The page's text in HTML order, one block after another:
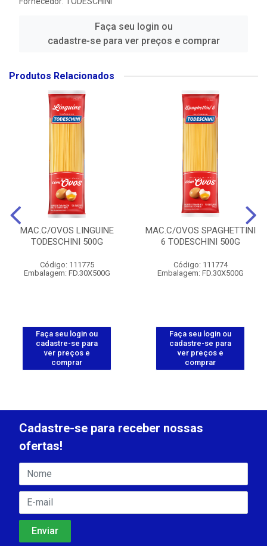
Faça seu login ou
cadastre-se para ver preços e comprar
Produtos Relacionados
MAC.C/OVOS LINGUINE
TODESCHINI 500G
Código: 111775
Embalagem: FD.30X500G
Faça seu login ou
cadastre-se para
ver preços e
comprar
MAC.C/OVOS SPAGHETTINI
6 TODESCHINI 500G
Código: 111774
Embalagem: FD.30X500G
Faça seu login ou
cadastre-se para
ver preços e
comprar
Cadastre-se para receber nossas
ofertas!